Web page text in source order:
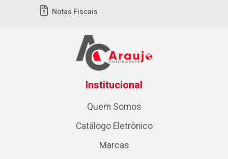
Notas Fiscais
Institucional
Quem Somos
Catálogo Eletrônico
Marcas